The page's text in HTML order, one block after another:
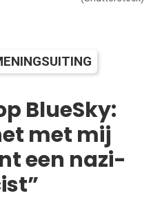
BlueSky:
met mij
een nazi-